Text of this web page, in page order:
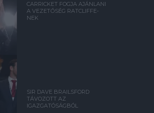
CARRICKET FOGJA AJÁNLANI
A VEZETŐSÉG RATCLIFFE-
NEK
SIR DAVE BRAILSFORD
TÁVOZOTT AZ
IGAZGATÓSÁGBÓL